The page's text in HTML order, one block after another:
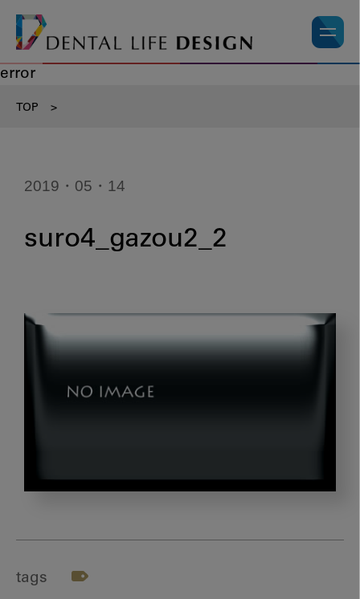
error
TOP >
2019・05・14
suro4_gazou2_2
tags